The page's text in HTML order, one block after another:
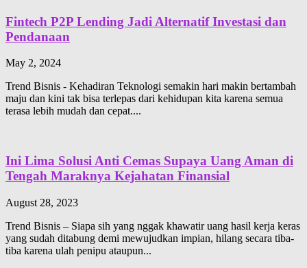
Fintech P2P Lending Jadi Alternatif Investasi dan
Pendanaan
May 2, 2024
Trend Bisnis - Kehadiran Teknologi semakin hari makin bertambah
maju dan kini tak bisa terlepas dari kehidupan kita karena semua
terasa lebih mudah dan cepat....
Ini Lima Solusi Anti Cemas Supaya Uang Aman di
Tengah Maraknya Kejahatan Finansial
August 28, 2023
Trend Bisnis – Siapa sih yang nggak khawatir uang hasil kerja keras
yang sudah ditabung demi mewujudkan impian, hilang secara tiba-
tiba karena ulah penipu ataupun...